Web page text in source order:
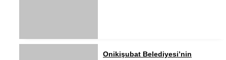
Onikişubat Belediyesi’nin